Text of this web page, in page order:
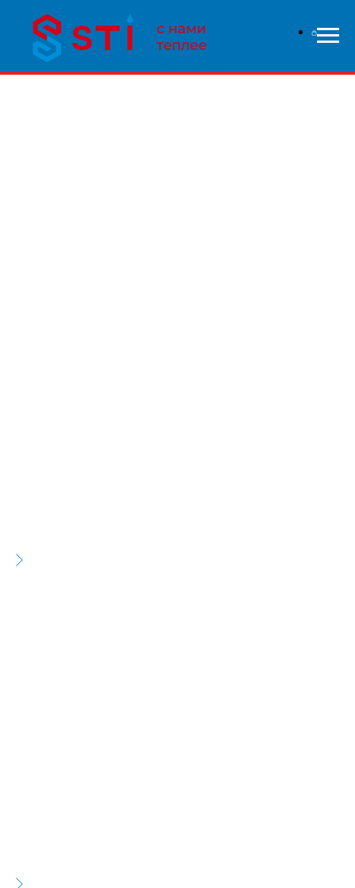
В связи с высокой нагрузкой на сайт - заказы
обрабатываются дольше чем обычно, приносим свои
извинения и надеемся на понимание с вашей стороны.